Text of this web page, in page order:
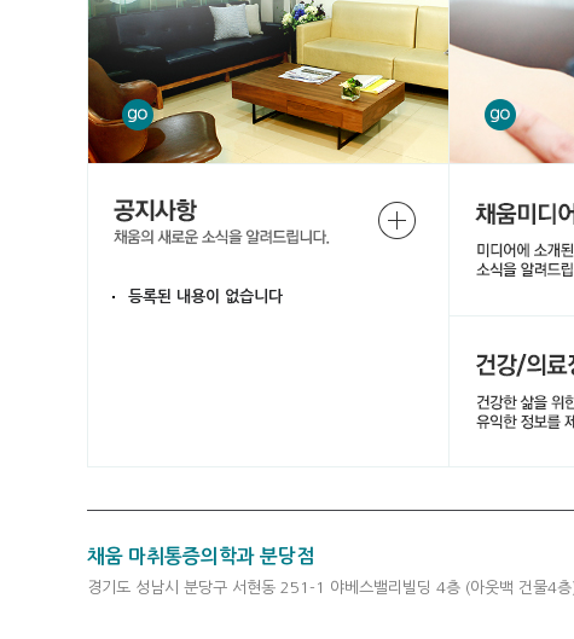
등록된 내용이 없습니다
채움 마취통증의학과 분당점
경기도 성남시 분당구 서현동 251-1 야베스밸리빌딩 4층 (아웃백 건물4층